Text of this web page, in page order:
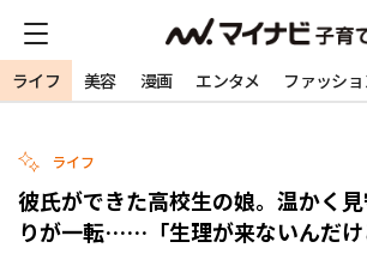
ライフ 美容 漫画 エンタメ ファッシ
ライフ
彼氏ができた高校生の娘。温かく
りが一転……「生理が来ないんだけ